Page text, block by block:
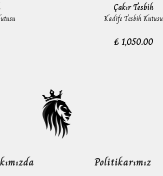
Çakır Tesbih
Kadife Tesbih Kutusu
₺ 1,050.00
Politikarımız